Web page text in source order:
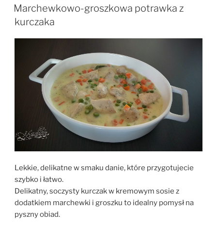
cebulą”
W
Marchewkowo-groszkowa potrawka z
kurczaka
Lekkie, delikatne w smaku danie, które przygotujecie
szybko i łatwo.
Delikatny, soczysty kurczak w kremowym sosie z
dodatkiem marchewki i groszku to idealny pomysł na
pyszny obiad.